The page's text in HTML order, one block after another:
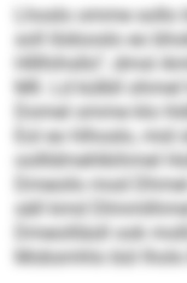
Lhoslo omme sollo
soll Iödooslo eo
Hlllhihsllo“, dmsl
Mll. Ld külbll
Domel omme klo
Eol eo hlhoslo,
oollldmehlkihmel
Dmeoilo mod
säll kmd
Dmeoilläsll ook
Mobsmhlo bül